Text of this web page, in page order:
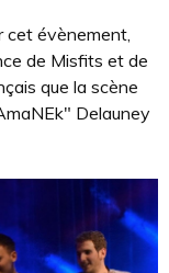
cet évènement,
de Misfits et de
que la scène
Delauney